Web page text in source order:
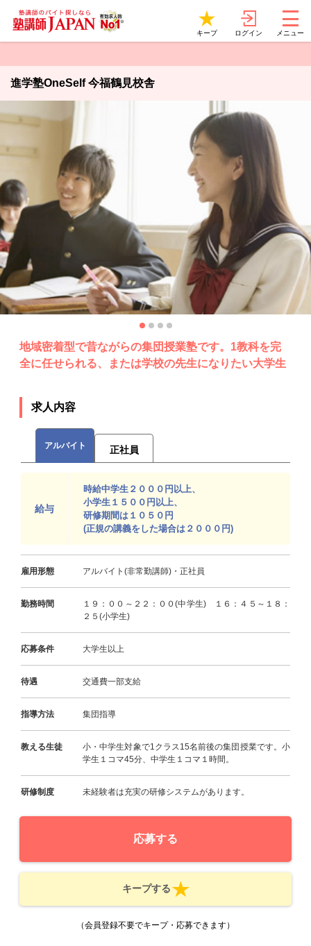
キープ ログイン メニュー
進学塾OneSelf 今福鶴見校舎
地域密着型で昔ながらの集団授業塾です。1教科を完
全に任せられる、または学校の先生になりたい大学生
求人内容
アルバイト 正社員
給与
時給中学生２０００円以上、
小学生１５００円以上、
研修期間は１０５０円
(正規の講義をした場合は２０００円)
雇用形態 アルバイト(非常勤講師)・正社員
勤務時間
１９：００～２２：００(中学生) １６：４５～１８：
２５(小学生)
応募条件 大学生以上
待遇 交通費一部支給
指導方法 集団指導
教える生徒
小・中学生対象で1クラス15名前後の集団授業です。小
学生１コマ45分、中学生１コマ１時間。
研修制度 未経験者は充実の研修システムがあります。
応募する
キープする
（会員登録不要でキープ・応募できます）